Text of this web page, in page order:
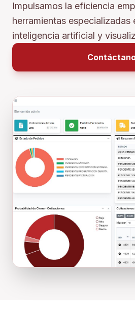
Impulsamos la eficiencia
herramientas especializadas
inteligencia artificial y